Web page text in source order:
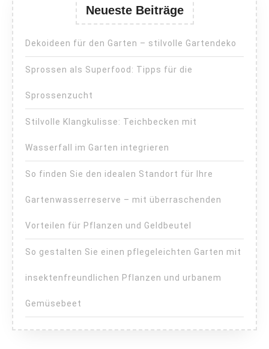
Neueste Beiträge
Dekoideen für den Garten – stilvolle Gartendeko
Sprossen als Superfood: Tipps für die
Sprossenzucht
Stilvolle Klangkulisse: Teichbecken mit
Wasserfall im Garten integrieren
So finden Sie den idealen Standort für Ihre
Gartenwasserreserve – mit überraschenden
Vorteilen für Pflanzen und Geldbeutel
So gestalten Sie einen pflegeleichten Garten mit
insektenfreundlichen Pflanzen und urbanem
Gemüsebeet